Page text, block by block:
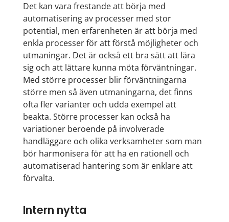
Det kan vara frestande att börja med
automatisering av processer med stor
potential, men erfarenheten är att börja med
enkla processer för att förstå möjligheter och
utmaningar. Det är också ett bra sätt att lära
sig och att lättare kunna möta förväntningar.
Med större processer blir förväntningarna
större men så även utmaningarna, det finns
ofta fler varianter och udda exempel att
beakta. Större processer kan också ha
variationer beroende på involverade
handläggare och olika verksamheter som man
bör harmonisera för att ha en rationell och
automatiserad hantering som är enklare att
förvalta.
Intern nytta